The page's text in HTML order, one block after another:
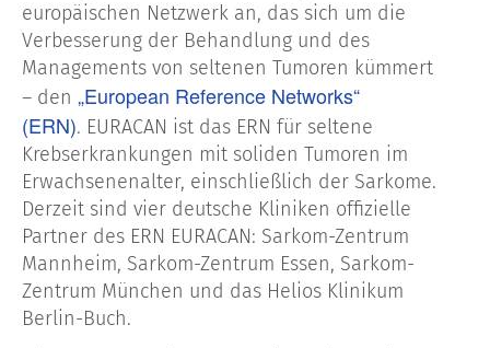
europäischen Netzwerk an, das sich um die
Verbesserung der Behandlung und des
Managements von seltenen Tumoren kümmert
– den „European Reference Networks“
(ERN). EURACAN ist das ERN für seltene
Krebserkrankungen mit soliden Tumoren im
Erwachsenenalter, einschließlich der Sarkome.
Derzeit sind vier deutsche Kliniken offizielle
Partner des ERN EURACAN: Sarkom-Zentrum
Mannheim, Sarkom-Zentrum Essen, Sarkom-
Zentrum München und das Helios Klinikum
Berlin-Buch.